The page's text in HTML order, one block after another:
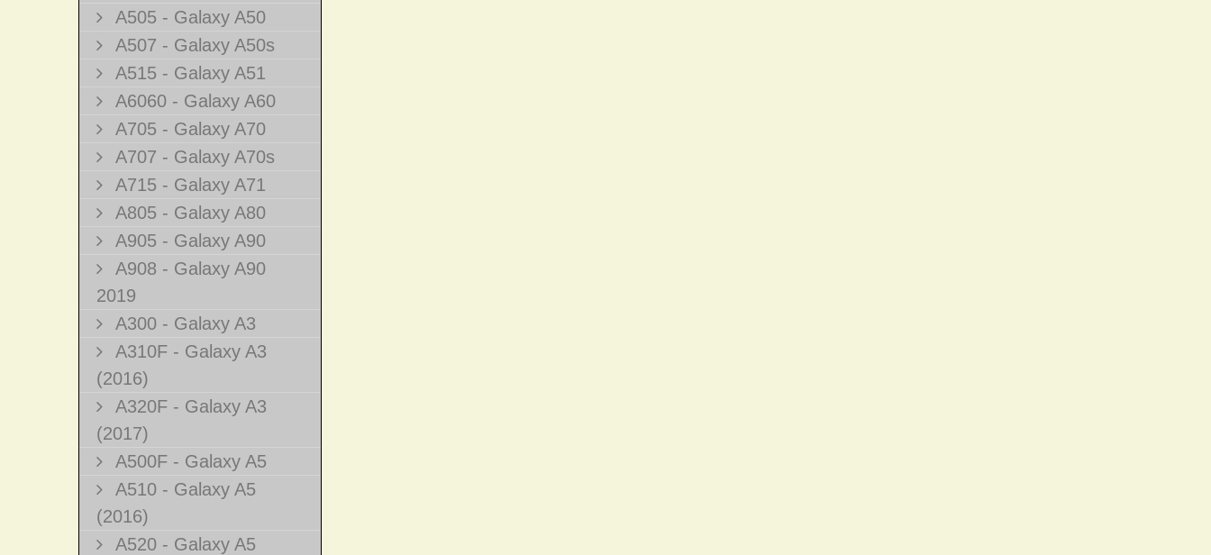
A505 - Galaxy A50
A507 - Galaxy A50s
A515 - Galaxy A51
A6060 - Galaxy A60
A705 - Galaxy A70
A707 - Galaxy A70s
A715 - Galaxy A71
A805 - Galaxy A80
A905 - Galaxy A90
A908 - Galaxy A90
2019
A300 - Galaxy A3
A310F - Galaxy A3
(2016)
A320F - Galaxy A3
(2017)
A500F - Galaxy A5
A510 - Galaxy A5
(2016)
A520 - Galaxy A5